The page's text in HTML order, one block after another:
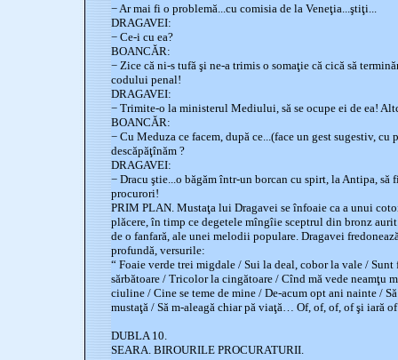
− Ar mai fi o problemă...cu comisia de la Veneţia...ştiţi...
DRAGAVEI:
− Ce-i cu ea?
BOANCĂR:
− Zice că ni-s tufă şi ne-a trimis o somaţie că cică să
codului penal!
DRAGAVEI:
− Trimite-o la ministerul Mediului, să se ocupe ei de ea!
BOANCĂR:
− Cu Meduza ce facem, după ce...(face un gest sugestiv,
descăpăţînăm ?
DRAGAVEI:
− Dracu ştie...o băgăm într-un borcan cu spirt, la Antipa,
procurori!
PRIM PLAN. Mustaţa lui Dragavei se înfoaie ca a unui
plăcere, în timp ce degetele mîngîie sceptrul din bronz
de o fanfară, ale unei melodii populare. Dragavei
profundă, versurile:
“ Foaie verde trei migdale / Sui la deal, cobor la vale /
sărbătoare / Tricolor la cingătoare / Cînd mă vede neamţu
ciuline / Cine se teme de mine / De-acum opt ani nainte /
mustaţă / Să m-aleagă chiar pă viaţă… Of, of, of, of şi iară
DUBLA 10.
SEARA. BIROURILE PROCURATURII.